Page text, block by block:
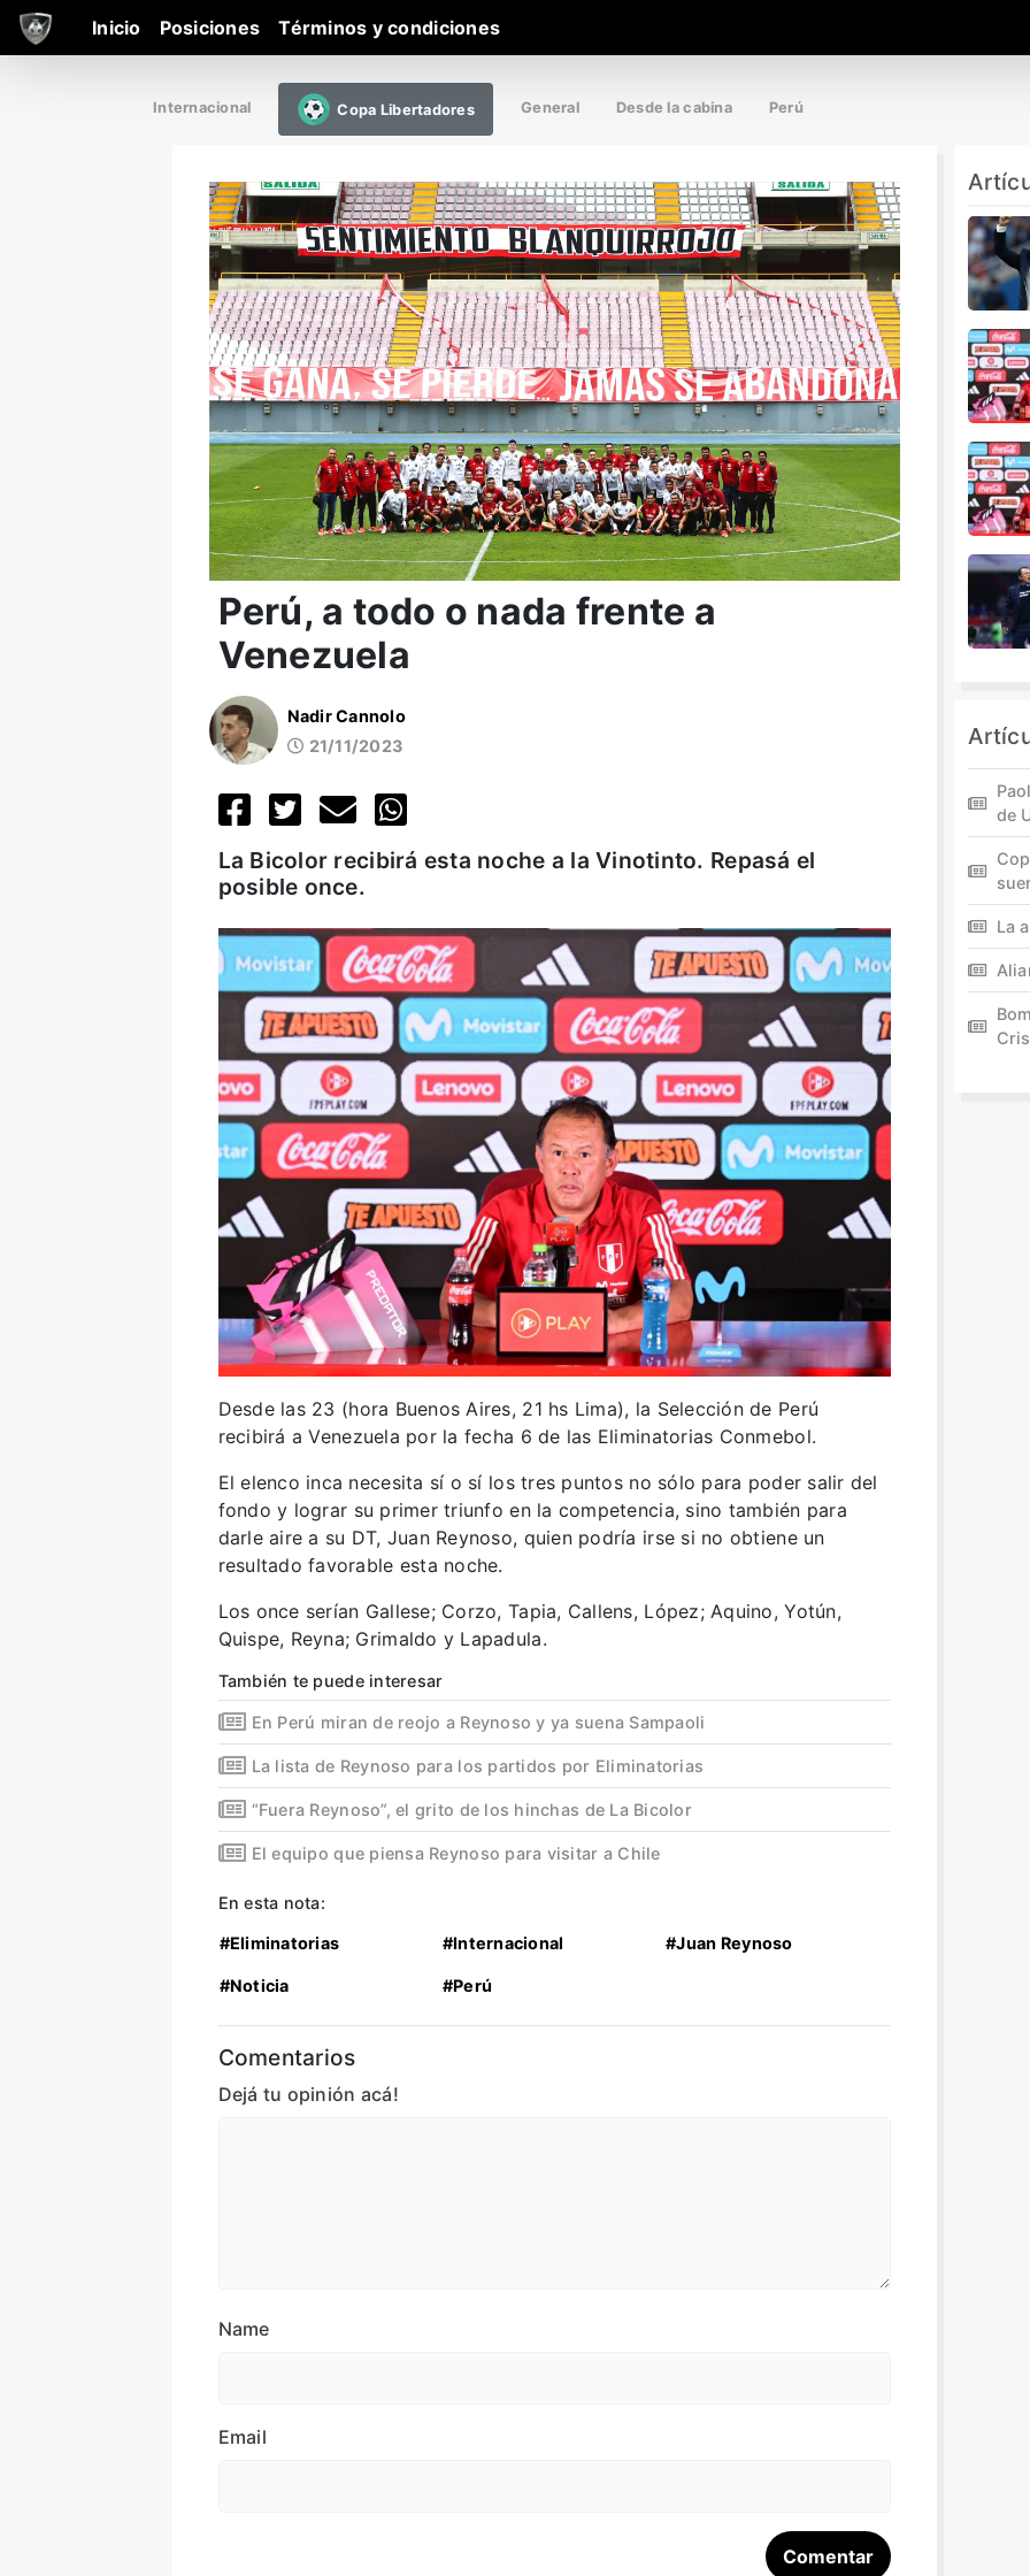
Inicio Posiciones Términos y condiciones
Internacional Copa Libertadores General Desde la cabina Perú
Perú, a todo o nada frente a
Venezuela
Nadir Cannolo
21/11/2023
La Bicolor recibirá esta noche a la Vinotinto. Repasá el
posible once.
Desde las 23 (hora Buenos Aires, 21 hs Lima), la Selección de Perú
recibirá a Venezuela por la fecha 6 de las Eliminatorias Conmebol.
El elenco inca necesita sí o sí los tres puntos no sólo para poder salir del
fondo y lograr su primer triunfo en la competencia, sino también para
darle aire a su DT, Juan Reynoso, quien podría irse si no obtiene un
resultado favorable esta noche.
Los once serían Gallese; Corzo, Tapia, Callens, López; Aquino, Yotún,
Quispe, Reyna; Grimaldo y Lapadula.
También te puede interesar
En Perú miran de reojo a Reynoso y ya suena Sampaoli
La lista de Reynoso para los partidos por Eliminatorias
“Fuera Reynoso”, el grito de los hinchas de La Bicolor
El equipo que piensa Reynoso para visitar a Chile
En esta nota:
#Eliminatorias #Internacional #Juan Reynoso
#Noticia #Perú
Comentarios
Dejá tu opinión acá!
Name
Email
de
La